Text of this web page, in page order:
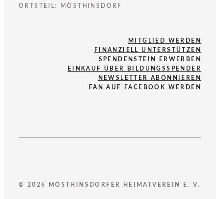
ORTSTEIL: MÖSTHINSDORF
MITGLIED WERDEN
FINANZIELL UNTERSTÜTZEN
SPENDENSTEIN ERWERBEN
EINKAUF ÜBER BILDUNGSSPENDER
NEWSLETTER ABONNIEREN
FAN AUF FACEBOOK WERDEN
© 2026 MÖSTHINSDORFER HEIMATVEREIN E. V.